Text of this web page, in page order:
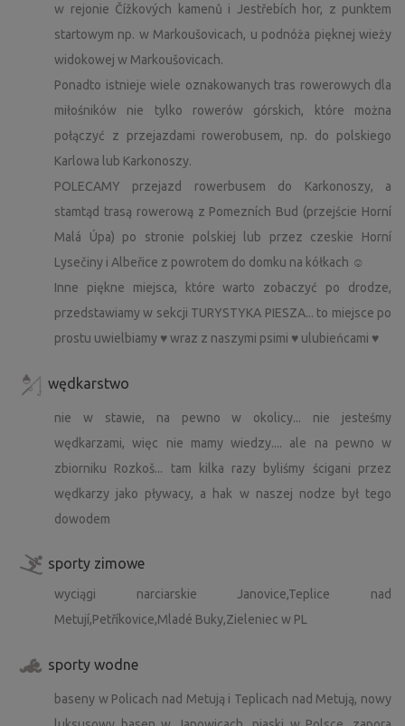
w rejonie Čížkových kamenů i Jestřebích hor, z punktem
startowym np. w Markoušovicach, u podnóża pięknej wieży
widokowej w Markoušovicach.
Ponadto istnieje wiele oznakowanych tras rowerowych dla
miłośników nie tylko rowerów górskich, które można
połączyć z przejazdami rowerobusem, np. do polskiego
Karlowa lub Karkonoszy.
POLECAMY przejazd rowerbusem do Karkonoszy, a
stamtąd trasą rowerową z Pomezních Bud (przejście Horní
Malá Úpa) po stronie polskiej lub przez czeskie Horní
Lysečiny i Albeřice z powrotem do domku na kółkach ☺
Inne piękne miejsca, które warto zobaczyć po drodze,
przedstawiamy w sekcji TURYSTYKA PIESZA... to miejsce po
prostu uwielbiamy ♥ wraz z naszymi psimi ♥ ulubieńcami ♥
wędkarstwo
nie w stawie, na pewno w okolicy... nie jesteśmy
wędkarzami, więc nie mamy wiedzy.... ale na pewno w
zbiorniku Rozkoš... tam kilka razy byliśmy ścigani przez
wędkarzy jako pływacy, a hak w naszej nodze był tego
dowodem
sporty zimowe
wyciągi narciarskie Janovice,Teplice nad
Metují,Petříkovice,Mladé Buky,Zieleniec w PL
sporty wodne
baseny w Policach nad Metują i Teplicach nad Metują, nowy